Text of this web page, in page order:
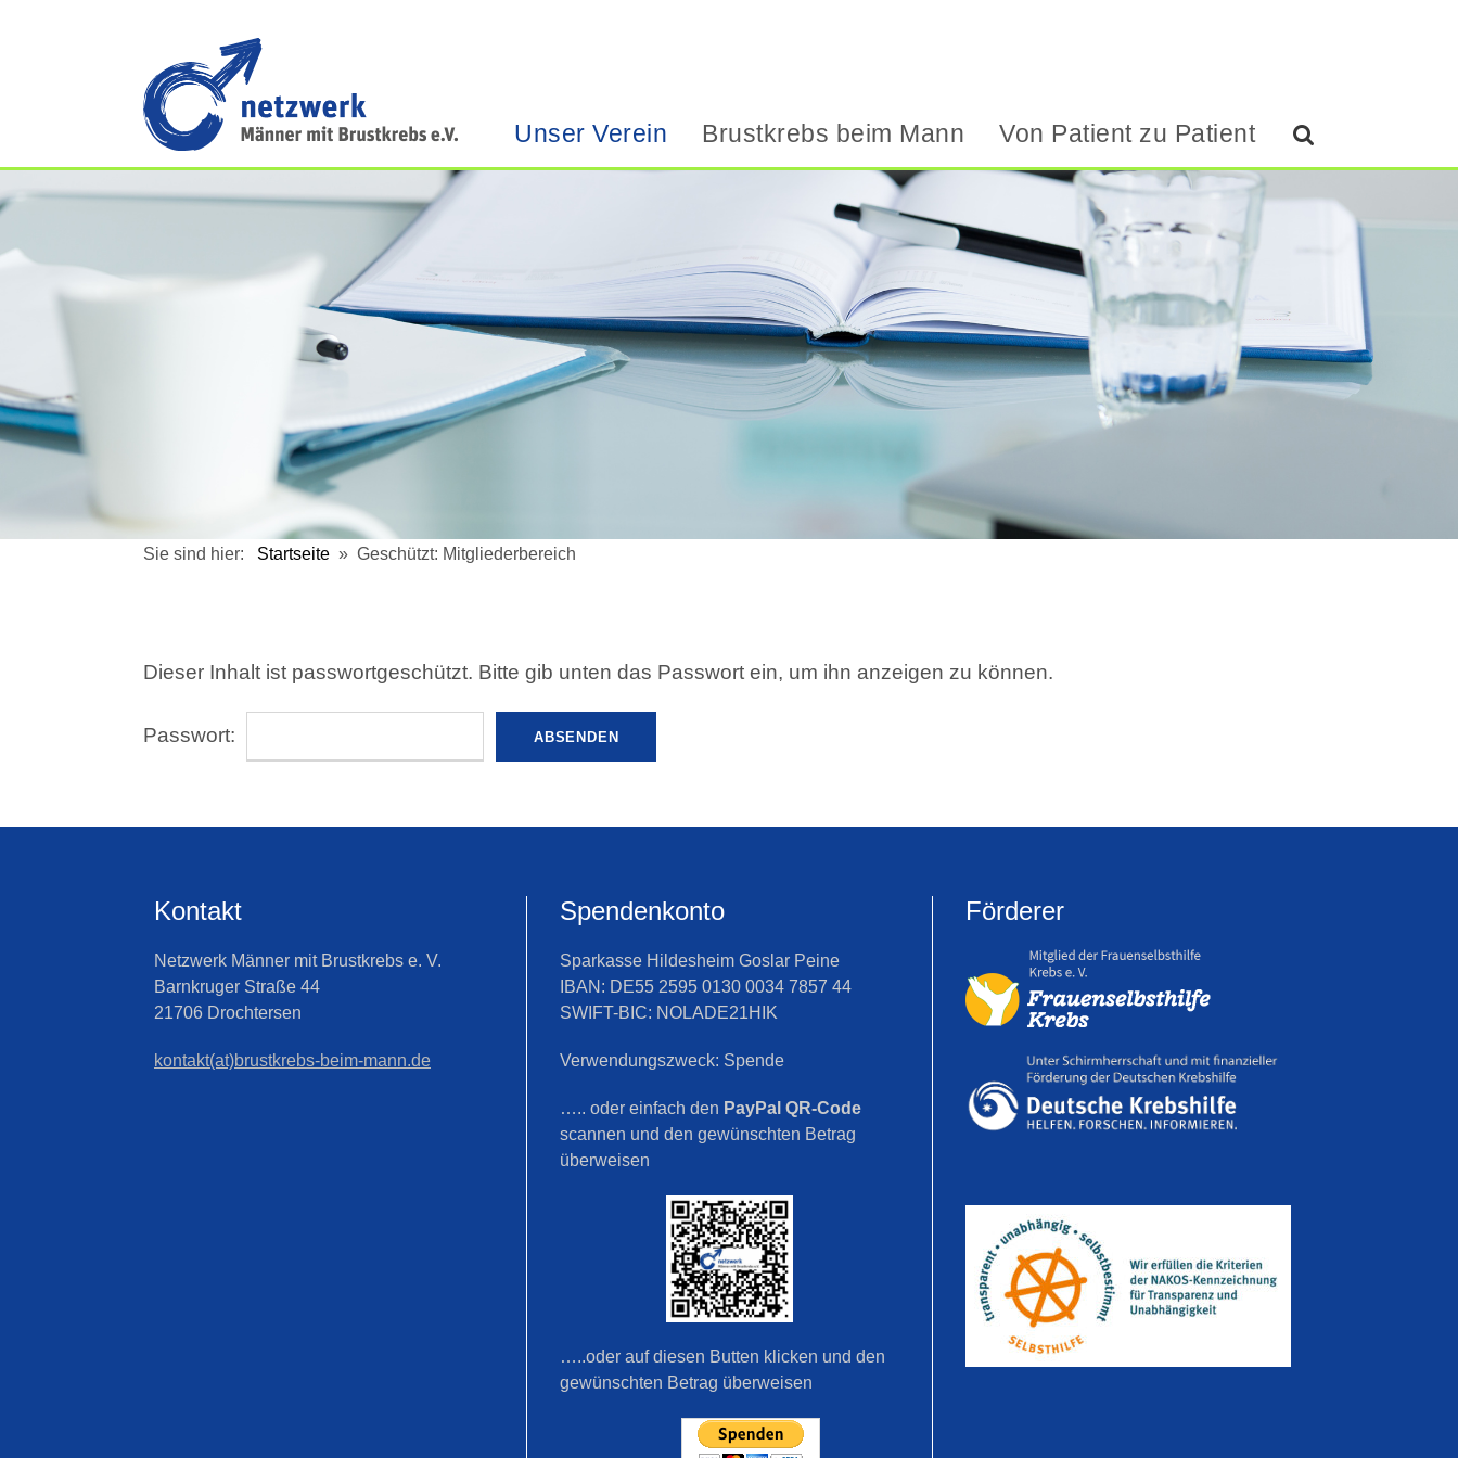
Unser Verein Brustkrebs beim Mann Von Patient zu Patient
Sie sind hier: Startseite » Geschützt: Mitgliederbereich
Dieser Inhalt ist passwortgeschützt. Bitte gib unten das Passwort ein, um ihn anzeigen zu können.
Passwort:
Kontakt
Netzwerk Männer mit Brustkrebs e. V.
Barnkruger Straße 44
21706 Drochtersen
kontakt(at)brustkrebs-beim-mann.de
Spendenkonto
Sparkasse Hildesheim Goslar Peine
IBAN: DE55 2595 0130 0034 7857 44
SWIFT-BIC: NOLADE21HIK
Verwendungszweck: Spende
….. oder einfach den PayPal QR-Code
scannen und den gewünschten Betrag
überweisen
…..oder auf diesen Butten klicken und den
gewünschten Betrag überweisen
Förderer